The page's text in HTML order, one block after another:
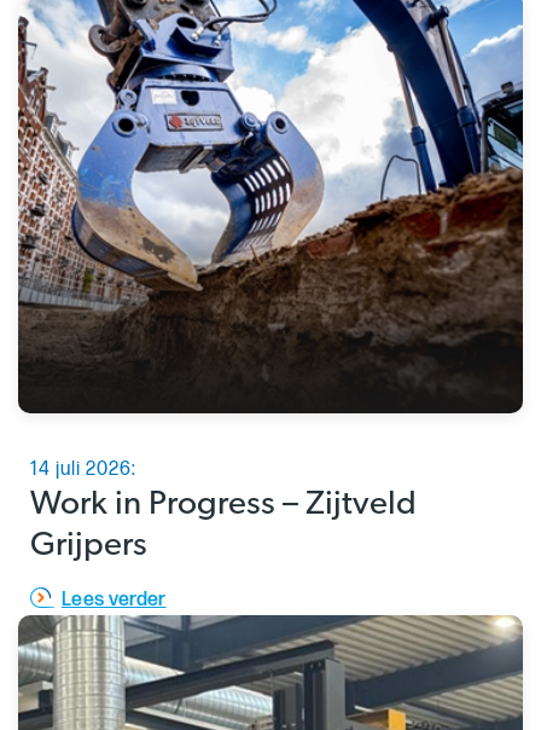
14 juli 2026:
Work in Progress – Zijtveld
Grijpers
Lees verder